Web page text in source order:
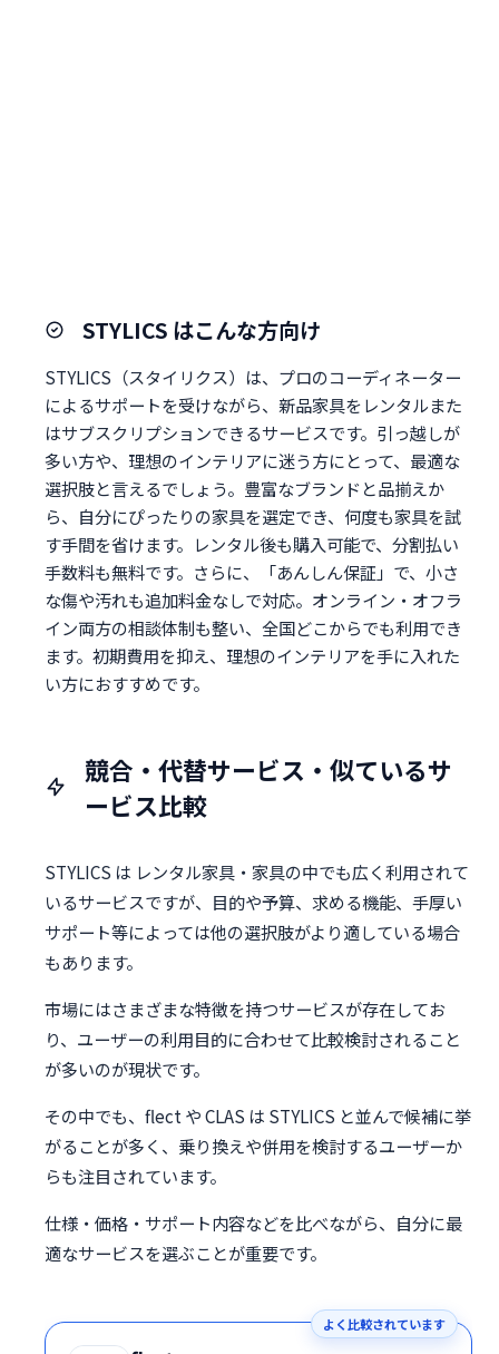
STYLICS はこんな方向け
STYLICS（スタイリクス）は、プロのコーディネーター
によるサポートを受けながら、新品家具をレンタルまた
はサブスクリプションできるサービスです。引っ越しが
多い方や、理想のインテリアに迷う方にとって、最適な
選択肢と言えるでしょう。豊富なブランドと品揃えか
ら、自分にぴったりの家具を選定でき、何度も家具を試
す手間を省けます。レンタル後も購入可能で、分割払い
手数料も無料です。さらに、「あんしん保証」で、小さ
な傷や汚れも追加料金なしで対応。オンライン・オフラ
イン両方の相談体制も整い、全国どこからでも利用でき
ます。初期費用を抑え、理想のインテリアを手に入れた
い方におすすめです。
競合・代替サービス・似ているサ
ービス比較
STYLICS は レンタル家具・家具の中でも広く利用されて
いるサービスですが、目的や予算、求める機能、手厚い
サポート等によっては他の選択肢がより適している場合
もあります。
市場にはさまざまな特徴を持つサービスが存在してお
り、ユーザーの利用目的に合わせて比較検討されること
が多いのが現状です。
その中でも、flect や CLAS は STYLICS と並んで候補に挙
がることが多く、乗り換えや併用を検討するユーザーか
らも注目されています。
仕様・価格・サポート内容などを比べながら、自分に最
適なサービスを選ぶことが重要です。
よく比較されています